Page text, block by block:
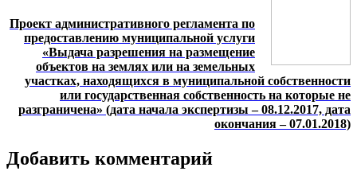
Проект административного регламента по
предоставлению муниципальной услуги
«Выдача разрешения на размещение
объектов на землях или на земельных
участках, находящихся в муниципальной собственности
или государственная собственность на которые не
разграничена» (дата начала экспертизы – 08.12.2017, дата
окончания – 07.01.2018)
Добавить комментарий